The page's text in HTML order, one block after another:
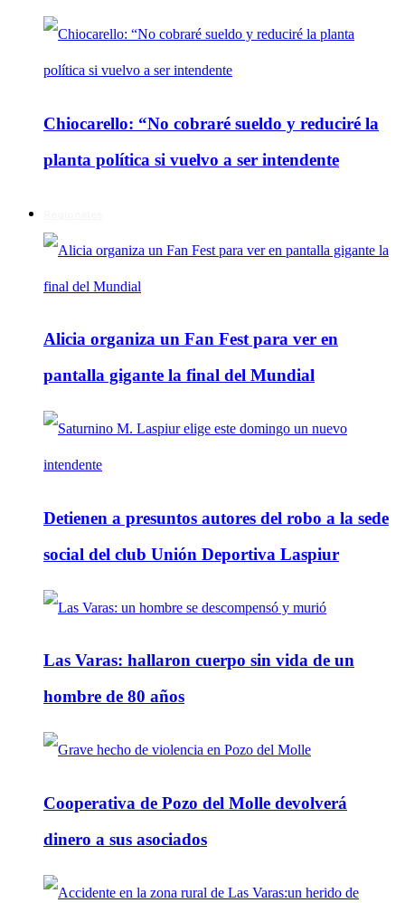
Chiocarello: “No cobraré sueldo y reduciré la
planta política si vuelvo a ser intendente
Alicia organiza un Fan Fest para ver en
pantalla gigante la final del Mundial
Detienen a presuntos autores del robo a la sede
social del club Unión Deportiva Laspiur
Las Varas: hallaron cuerpo sin vida de un
hombre de 80 años
Cooperativa de Pozo del Molle devolverá
dinero a sus asociados